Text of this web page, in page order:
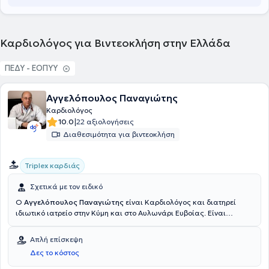
Καρδιολόγος για Βιντεοκλήση στην Ελλάδα
ΠΕΔΥ - ΕΟΠΥΥ
Αγγελόπουλος Παναγιώτης
Καρδιολόγος
10.0|22 αξιολογήσεις
Διαθεσιμότητα για βιντεοκλήση
Triplex καρδιάς
Σχετικά με τον ειδικό
Ο Αγγελόπουλος Παναγιώτης είναι Καρδιολόγος και διατηρεί
ιδιωτικό ιατρείο στην Κύμη και στο Αυλωνάρι Ευβοίας. Είναι
Καποδιστριακού Πανεπιστημίου Αθηνών καθώς και Διδάκτορας
Ιατρικής του προαναφερθέντος πανεπιστημίου. Στο πλαίσιο της
ειδίκευσής, του εργάστηκε στην Α' Πανεπιστημιακή καρδιολογική
κλινική του Ιπποκράτειου Νοσοκομείου Αθηνών ενώ κατέχει
Απλή επίσκεψη
Δες το κόστος